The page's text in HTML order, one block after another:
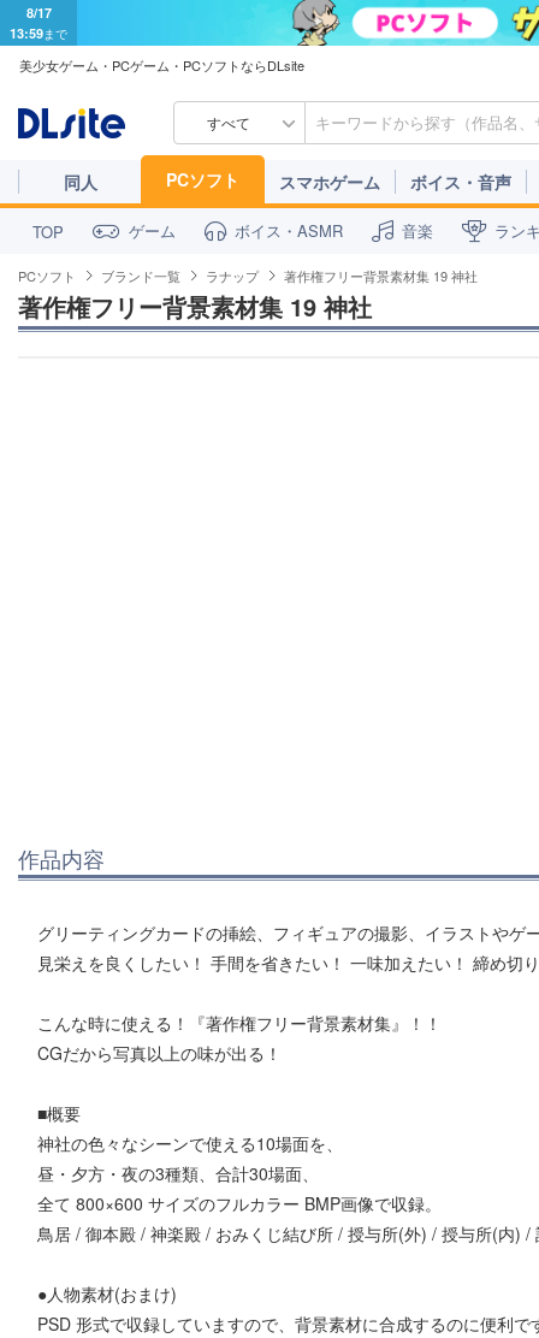
8/17
13:59まで
美少女ゲーム・PCゲーム・PCソフトならDLsite
すべて
同人 PCソフト スマホゲーム ボイス・音声
TOP ゲーム ボイス・ASMR 音楽 ラン
PCソフト ブランド一覧 ラナップ 著作権フリー背景素材集 19 神社
著作権フリー背景素材集 19 神社
作品内容
グリーティングカードの挿絵、フィギュアの撮影、イラストや
見栄えを良くしたい！ 手間を省きたい！ 一味加えたい！ 締め切
こんな時に使える！『著作権フリー背景素材集』！！
CGだから写真以上の味が出る！
■概要
神社の色々なシーンで使える10場面を、
昼・夕方・夜の3種類、合計30場面、
全て 800×600 サイズのフルカラー BMP画像で収録。
鳥居 / 御本殿 / 神楽殿 / おみくじ結び所 / 授与所(外) / 授与所(内) /
●人物素材(おまけ)
PSD 形式で収録していますので、背景素材に合成するのに便利で